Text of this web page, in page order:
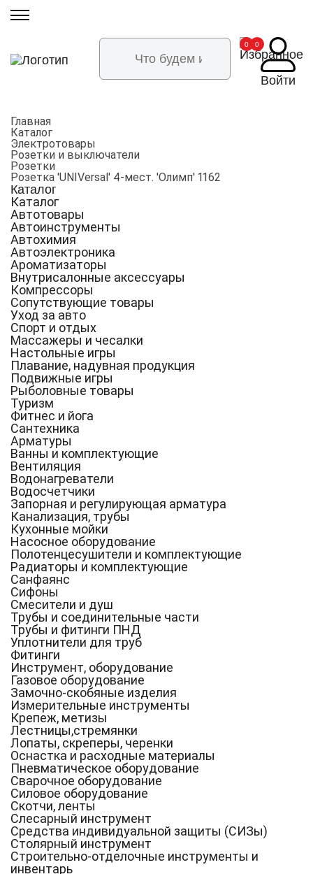
0 0
Войти
Главная
Каталог
Электротовары
Розетки и выключатели
Розетки
Розетка 'UNIVersal' 4-мест. 'Олимп' 1162
Каталог
Каталог
Автотовары
Автоинструменты
Автохимия
Автоэлектроника
Ароматизаторы
Внутрисалонные аксессуары
Компрессоры
Сопутствующие товары
Уход за авто
Спорт и отдых
Массажеры и чесалки
Настольные игры
Плавание, надувная продукция
Подвижные игры
Рыболовные товары
Туризм
Фитнес и йога
Сантехника
Арматуры
Ванны и комплектующие
Вентиляция
Водонагреватели
Водосчетчики
Запорная и регулирующая арматура
Канализация, трубы
Кухонные мойки
Насосное оборудование
Полотенцесушители и комплектующие
Радиаторы и комплектующие
Санфаянс
Сифоны
Смесители и душ
Трубы и соединительные части
Трубы и фитинги ПНД
Уплотнители для труб
Фитинги
Инструмент, оборудование
Газовое оборудование
Замочно-скобяные изделия
Измерительные инструменты
Крепеж, метизы
Лестницы,стремянки
Лопаты, скреперы, черенки
Оснастка и расходные материалы
Пневматическое оборудование
Сварочное оборудование
Силовое оборудование
Скотчи, ленты
Слесарный инструмент
Средства индивидуальной защиты (СИЗы)
Столярный инструмент
Строительно-отделочные инструменты и
инвентарь